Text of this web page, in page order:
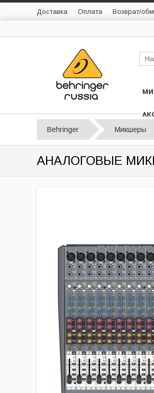
Доставка Оплата Возврат/
Behringer Микшеры
АНАЛОГОВЫЕ